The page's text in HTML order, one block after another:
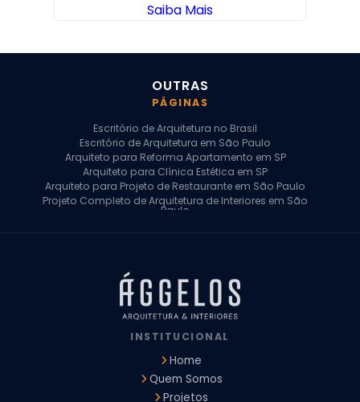
Saiba Mais
OUTRAS
PÁGINAS
Escritório de Arquitetura no Brasil
Escritório de Arquitetura em São Paulo
Arquiteto para Reforma Apartamento em SP
Arquiteto para Clínica Estética em SP
Arquiteto para Projeto de Restaurante em São Paulo
Projeto Completo de Arquitetura de Interiores em São
Paulo
Arquiteto para Projeto Comercial em São Paulo
Arquiteto Comercial
Arquiteto para Reforma de Apartamento
Arquiteto para Reforma Residencial
Arquitetura para Reforma de Casas
Design de Interiores Apartamentos
Design de Interiores Residencial
Empresa de Arquitetura e Design
INSTITUCIONAL
Home
Quem Somos
Projetos